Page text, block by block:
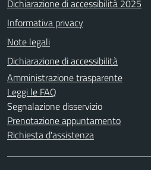
Dichiarazione di accessibilità 2025
Informativa privacy
Note legali
Dichiarazione di accessibilità
Amministrazione trasparente
Leggi le FAQ
Segnalazione disservizio
Prenotazione appuntamento
Richiesta d'assistenza